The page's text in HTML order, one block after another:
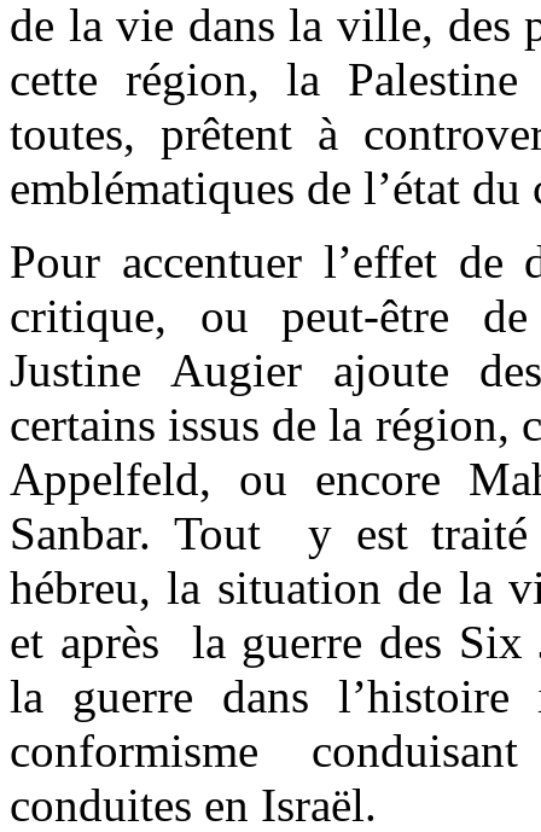
de la vie dans la ville, des
cette région, la
toutes, prêtent à
emblématiques de l’état
Pour accentuer l’effet de
critique, ou peut-être
Justine Augier ajoute
certains issus de la région,
Appelfeld, ou encore
Sanbar. Tout y est
hébreu, la situation de la
et après la guerre des Six
la guerre dans l’histoire
conformisme
conduites en Israël.